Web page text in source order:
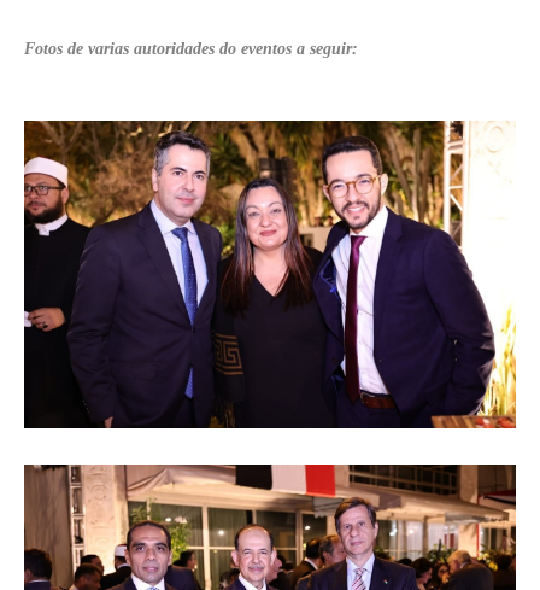
Fotos de varias autoridades do eventos a seguir: